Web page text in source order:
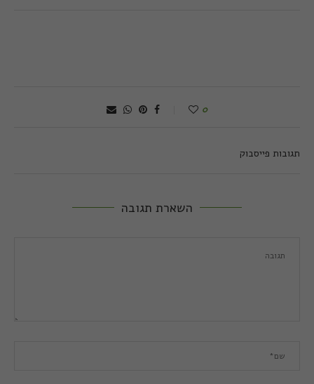
0
תגובות פייסבוק
השארת תגובה